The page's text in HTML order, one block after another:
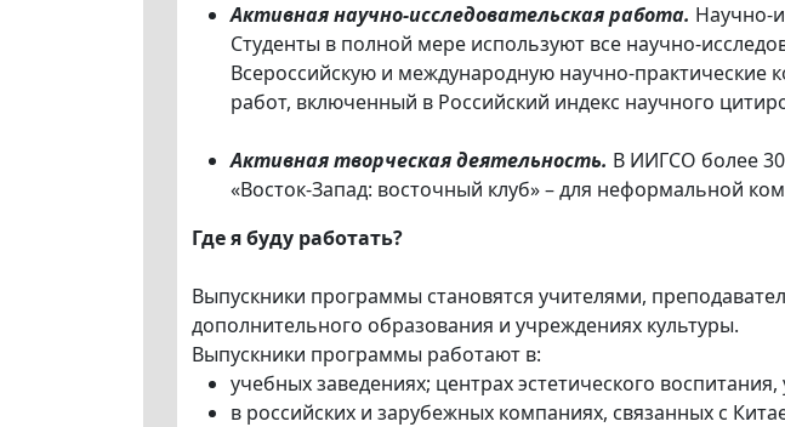
Активная научно-исследовательская работа. Научно-
Студенты в полной мере используют все научно-
Всероссийскую и международную научно-практические
работ, включенный в Российский индекс научного
Активная творческая деятельность. В ИИГСО более 30
«Восток-Запад: восточный клуб» – для неформальной
Где я буду работать?
Выпускники программы становятся учителями,
дополнительного образования и учреждениях культуры.
Выпускники программы работают в:
учебных заведениях; центрах эстетического
в российских и зарубежных компаниях, связанных с